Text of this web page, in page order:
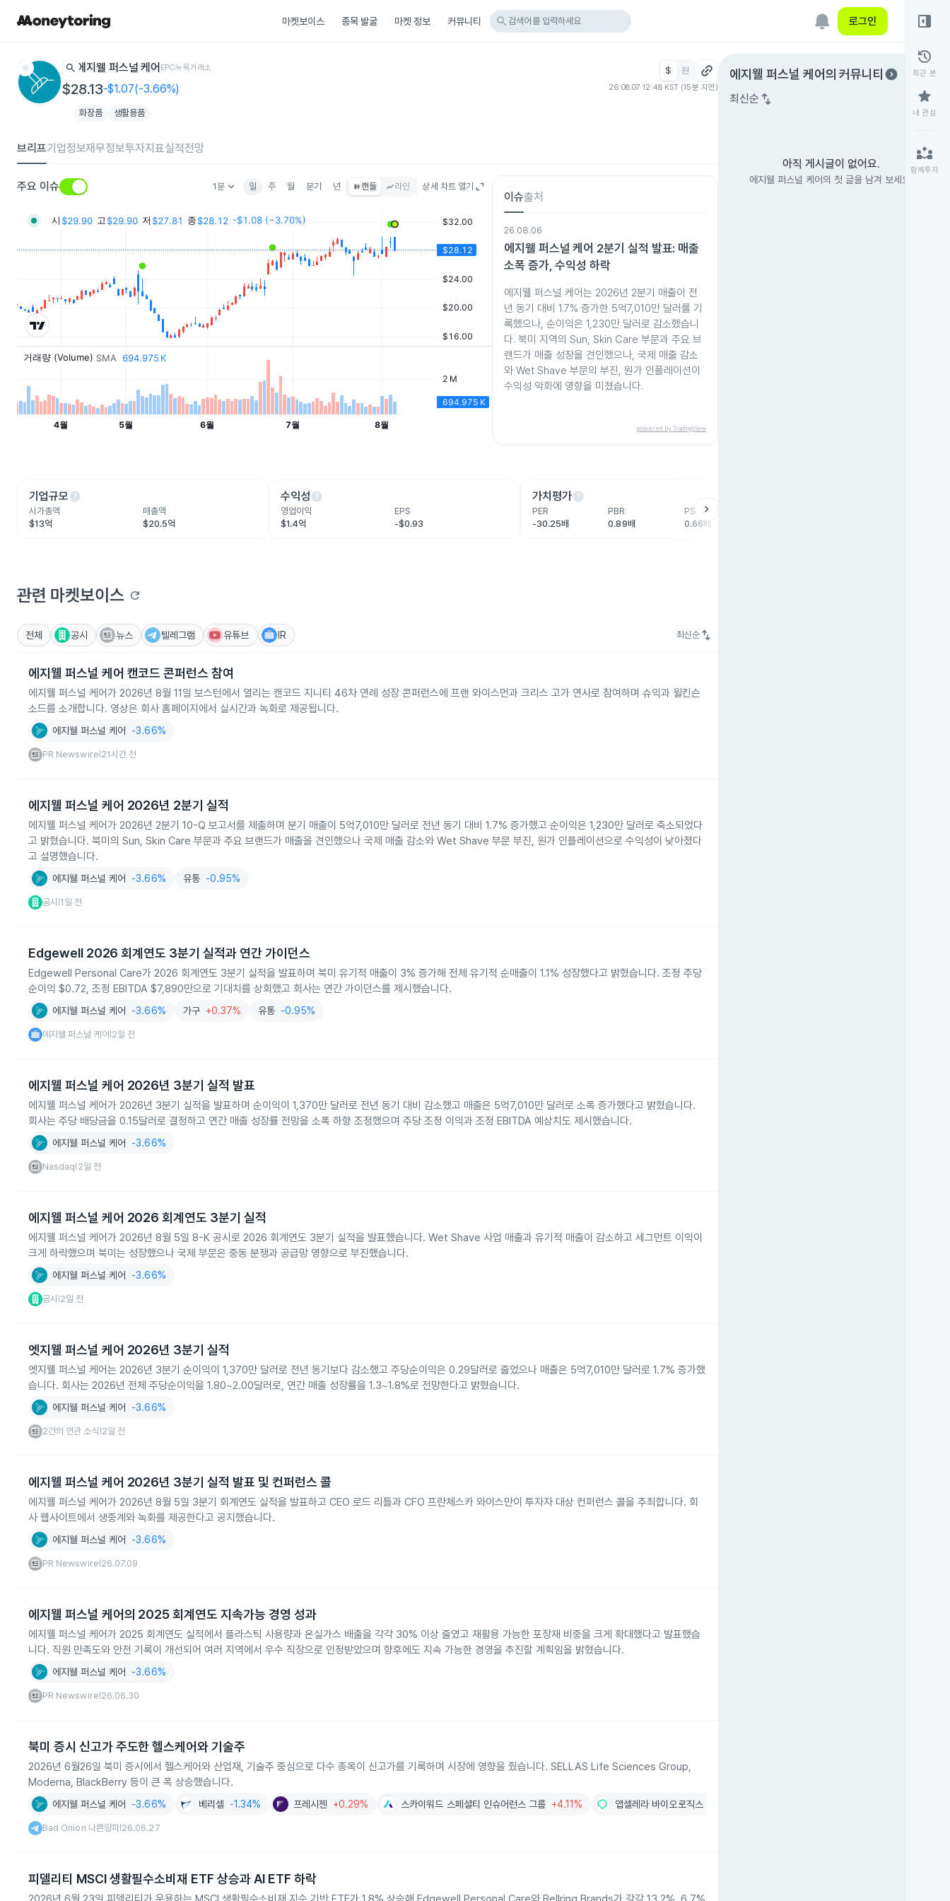
마켓보이스 종목 발굴 마켓 정보 커뮤니티 search 검색어를 입력하세요 로그인
star search 에지웰 퍼스널 케어 EPC뉴욕거래소
$28.13-$1.07(-3.66%)
$ 원
26.08.07 12:48 KST (15분 지연)
화장품 생활용품
브리프기업정보재무정보투자지표실적전망
주요 이슈 1분keyboard_arrow_down 일 주 월 분기 년 캔들 라인 상세 차트 열기
이슈출처
26.08.06
에지웰 퍼스널 케어 2분기 실적 발표: 매출
소폭 증가, 수익성 하락
에지웰 퍼스널 케어는 2026년 2분기 매출이 전
년 동기 대비 1.7% 증가한 5억7,010만 달러를 기
록했으나, 순이익은 1,230만 달러로 감소했습니
다. 북미 지역의 Sun, Skin Care 부문과 주요 브
랜드가 매출 성장을 견인했으나, 국제 매출 감소
와 Wet Shave 부문의 부진, 원가 인플레이션이
수익성 악화에 영향을 미쳤습니다.
powered by TradingView
기업규모help
시가총액
$13억
매출액
$20.5억
수익성help
영업이익
$1.4억
EPS
-$0.93
가치평가help
PER
-30.25배
PBR
0.89배
PSR
0.66배
chevron_right
관련 마켓보이스 refresh
전체 공시 뉴스 텔레그램 유튜브 IR 최신순 swap_vert
에지웰 퍼스널 케어 캔코드 콘퍼런스 참여
에지웰 퍼스널 케어가 2026년 8월 11일 보스턴에서 열리는 캔코드 지니티 46차 연례 성장 콘퍼런스에 프랜 와이스먼과 크리스 고가 연사로 참여하며 슈익과 윌킨슨
소드를 소개합니다. 영상은 회사 홈페이지에서 실시간과 녹화로 제공됩니다.
에지웰 퍼스널 케어 -3.66%
PR Newswire 21시간 전
에지웰 퍼스널 케어 2026년 2분기 실적
에지웰 퍼스널 케어가 2026년 2분기 10-Q 보고서를 제출하며 분기 매출이 5억7,010만 달러로 전년 동기 대비 1.7% 증가했고 순이익은 1,230만 달러로 축소되었다
고 밝혔습니다. 북미의 Sun, Skin Care 부문과 주요 브랜드가 매출을 견인했으나 국제 매출 감소와 Wet Shave 부문 부진, 원가 인플레이션으로 수익성이 낮아졌다
고 설명했습니다.
에지웰 퍼스널 케어 -3.66% 유통 -0.95%
공시 |1일 전
Edgewell 2026 회계연도 3분기 실적과 연간 가이던스
Edgewell Personal Care가 2026 회계연도 3분기 실적을 발표하며 북미 유기적 매출이 3% 증가해 전체 유기적 순매출이 1.1% 성장했다고 밝혔습니다. 조정 주당
순이익 $0.72, 조정 EBITDA $7,890만으로 기대치를 상회했고 회사는 연간 가이던스를 제시했습니다.
에지웰 퍼스널 케어 -3.66% 가구 +0.37% 유통 -0.95%
에지웰 퍼스널 케어 2일 전
에지웰 퍼스널 케어 2026년 3분기 실적 발표
에지웰 퍼스널 케어가 2026년 3분기 실적을 발표하며 순이익이 1,370만 달러로 전년 동기 대비 감소했고 매출은 5억7,010만 달러로 소폭 증가했다고 밝혔습니다.
회사는 주당 배당금을 0.15달러로 결정하고 연간 매출 성장률 전망을 소폭 하향 조정했으며 주당 조정 이익과 조정 EBITDA 예상치도 제시했습니다.
에지웰 퍼스널 케어 -3.66%
Nasdaq 2일 전
에지웰 퍼스널 케어 2026 회계연도 3분기 실적
에지웰 퍼스널 케어가 2026년 8월 5일 8-K 공시로 2026 회계연도 3분기 실적을 발표했습니다. Wet Shave 사업 매출과 유기적 매출이 감소하고 세그먼트 이익이
크게 하락했으며 북미는 성장했으나 국제 부문은 중동 분쟁과 공급망 영향으로 부진했습니다.
에지웰 퍼스널 케어 -3.66%
공시 2일 전
엣지웰 퍼스널 케어 2026년 3분기 실적
엣지웰 퍼스널 케어는 2026년 3분기 순이익이 1,370만 달러로 전년 동기보다 감소했고 주당순이익은 0.29달러로 줄었으나 매출은 5억7,010만 달러로 1.7% 증가했
습니다. 회사는 2026년 전체 주당순이익을 1.80~2.00달러로, 연간 매출 성장률을 1.3~1.8%로 전망한다고 밝혔습니다.
에지웰 퍼스널 케어 -3.66%
2건의 연관 소식 2일 전
에지웰 퍼스널 케어 2026년 3분기 실적 발표 및 컨퍼런스 콜
에지웰 퍼스널 케어가 2026년 8월 5일 3분기 회계연도 실적을 발표하고 CEO 로드 리틀과 CFO 프란체스카 와이스만이 투자자 대상 컨퍼런스 콜을 주최합니다. 회
사 웹사이트에서 생중계와 녹화를 제공한다고 공지했습니다.
에지웰 퍼스널 케어 -3.66%
PR Newswire 26.07.09
에지웰 퍼스널 케어의 2025 회계연도 지속가능 경영 성과
에지웰 퍼스널 케어가 2025 회계연도 실적에서 플라스틱 사용량과 온실가스 배출을 각각 30% 이상 줄였고 재활용 가능한 포장재 비중을 크게 확대했다고 발표했습
니다. 직원 만족도와 안전 기록이 개선되어 여러 지역에서 우수 직장으로 인정받았으며 향후에도 지속 가능한 경영을 추진할 계획임을 밝혔습니다.
에지웰 퍼스널 케어 -3.66%
PR Newswire 26.06.30
북미 증시 신고가 주도한 헬스케어와 기술주
2026년 6월26일 북미 증시에서 헬스케어와 산업재, 기술주 중심으로 다수 종목이 신고가를 기록하며 시장에 영향을 줬습니다. SELLAS Life Sciences Group,
Moderna, BlackBerry 등이 큰 폭 상승했습니다.
에지웰 퍼스널 케어 -3.66% 베리셀 -1.34% 프레시젠 +0.29% 스카이워드 스페셜티 인슈어런스 그룹 +4.11% 앱셀레라 바이오로직스
Bad Onion 나쁜양파| 26.06.27
피델리티 MSCI 생활필수소비재 ETF 상승과 AI ETF 하락
에지웰 퍼스널 케어의 커뮤니티 expand_circle_right
최신순 swap_vert
아직 게시글이 없어요.
에지웰 퍼스널 케어의 첫 글을 남겨 보세요.
right_panel_open
history
최근 본
star
내 관심
partner_exchange
함께투자